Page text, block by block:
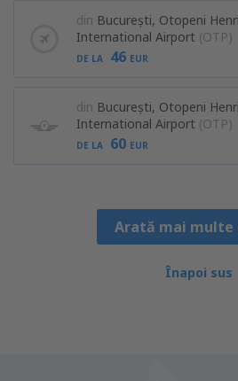
din București, Otopeni
International Airport (OTP)
DE LA 46 EUR
din București, Otopeni
International Airport (OTP)
DE LA 60 EUR
Arată mai
Înapoi sus